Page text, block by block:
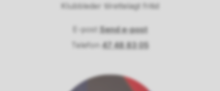
Klubbleder tilrettelagt fritid
E-post Send e-post
Telefon 47 48 83 05